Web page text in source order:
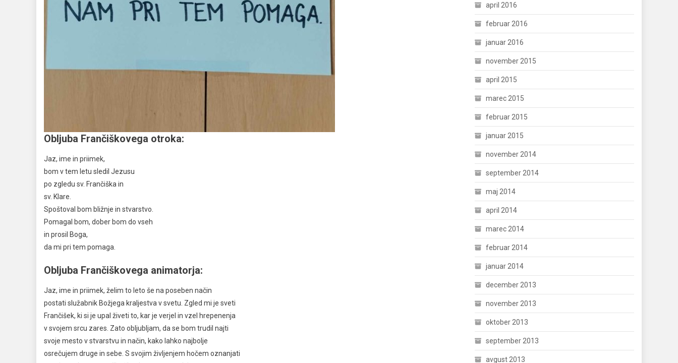
Obljuba Frančiškovega otroka:
Jaz, ime in priimek,
bom v tem letu sledil Jezusu
po zgledu sv. Frančiška in
sv. Klare.
Spoštoval bom bližnje in stvarstvo.
Pomagal bom, dober bom do vseh
in prosil Boga,
da mi pri tem pomaga.
Obljuba Frančiškovega animatorja:
Jaz, ime in priimek, želim to leto še na poseben način
postati služabnik Božjega kraljestva v svetu. Zgled mi je sveti
Frančišek, ki si je upal živeti to, kar je verjel in vzel hrepenenja
v svojem srcu zares. Zato obljubljam, da se bom trudil najti
svoje mesto v stvarstvu in način, kako lahko najbolje
osrečujem druge in sebe. S svojim življenjem hočem oznanjati
april 2016
februar 2016
januar 2016
november 2015
april 2015
marec 2015
februar 2015
januar 2015
november 2014
september 2014
maj 2014
april 2014
marec 2014
februar 2014
januar 2014
december 2013
november 2013
oktober 2013
september 2013
avgust 2013